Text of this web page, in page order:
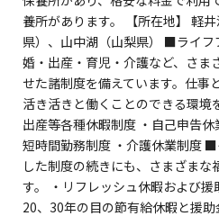
養所があります。 【所在地】 軽
県）、山中湖（山梨県） ■ライフ
婚・出産・育児・介護など、さま
せた諸制度を備えています。仕事
活き活きと働くことのできる環境
出産等各種休暇制度 ・自己申告
短時間勤務制度 ・介護休業制度
した制度の続きにも、さまざまな
す。 ・リフレッシュ休暇および援
20、30年の目の節有給休暇と援